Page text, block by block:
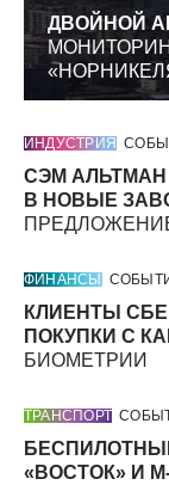
ДВОЙНОЙ
ИНДУСТРИЯ
СЭМ
В НОВЫЕ
ФИНАНСЫ
КЛИЕНТЫ
ПОКУПКИ С
БИОМЕТРИИ
ТРАНСПОРТ
«ВОСТОК» И